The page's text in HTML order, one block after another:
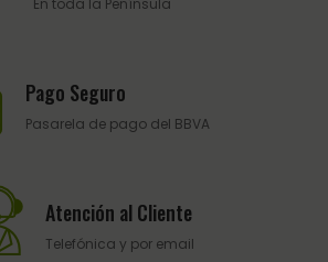
Pago Seguro
Pasarela de pago del BBVA
Atención al Cliente
Telefónica y por email